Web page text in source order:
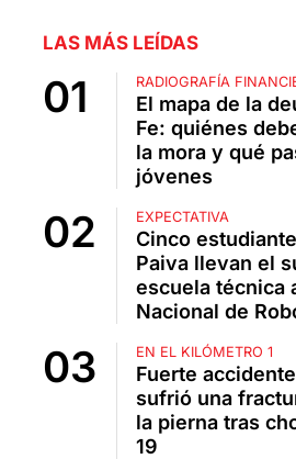
LAS MÁS LEÍDAS
RADIOGRAFÍA
El mapa de la
Fe: quiénes
la mora y qué
jóvenes
EXPECTATIVA
Cinco
Paiva llevan el
escuela técnica
Nacional de
EN EL KILÓMETRO 1
Fuerte
sufrió una
la pierna tras
19